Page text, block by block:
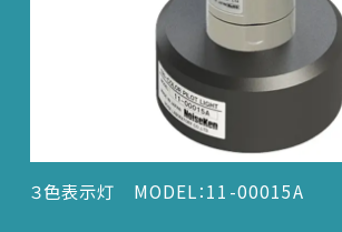
３色表示灯 MODEL：11-00015A